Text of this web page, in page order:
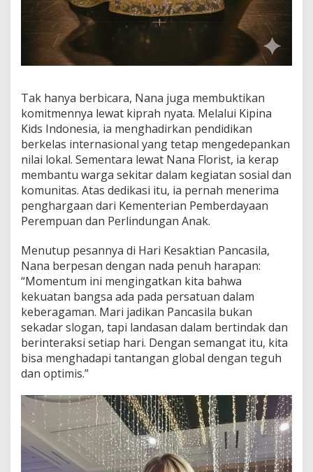
Tak hanya berbicara, Nana juga membuktikan
komitmennya lewat kiprah nyata. Melalui Kipina
Kids Indonesia, ia menghadirkan pendidikan
berkelas internasional yang tetap mengedepankan
nilai lokal. Sementara lewat Nana Florist, ia kerap
membantu warga sekitar dalam kegiatan sosial dan
komunitas. Atas dedikasi itu, ia pernah menerima
penghargaan dari Kementerian Pemberdayaan
Perempuan dan Perlindungan Anak.
Menutup pesannya di Hari Kesaktian Pancasila,
Nana berpesan dengan nada penuh harapan:
“Momentum ini mengingatkan kita bahwa
kekuatan bangsa ada pada persatuan dalam
keberagaman. Mari jadikan Pancasila bukan
sekadar slogan, tapi landasan dalam bertindak dan
berinteraksi setiap hari. Dengan semangat itu, kita
bisa menghadapi tantangan global dengan teguh
dan optimis.”